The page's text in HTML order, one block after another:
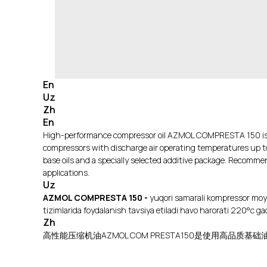
En
Uz
Zh
En
High-performance compressor oil AZMOL COMPRESTA
compressors with discharge air operating temperatures up
base oils and a specially selected additive package.
applications.
Uz
AZMOL COMPRESTA 150 - yuqori samarali kompressor
tizimlarida foydalanish tavsiya etiladi havo harorati 220°c
Zh
高性能压缩机油AZMOL COM PRESTA150是使用高品质基